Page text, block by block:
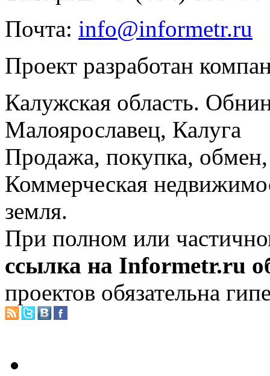
Почта: info@informetr.ru
Проект разработан
Калужская область.
Малоярославец, Калуга
Продажа, покупка, обмен,
Коммерческая
земля.
При полном или
ссылка на Informetr.ru
проектов обязательна